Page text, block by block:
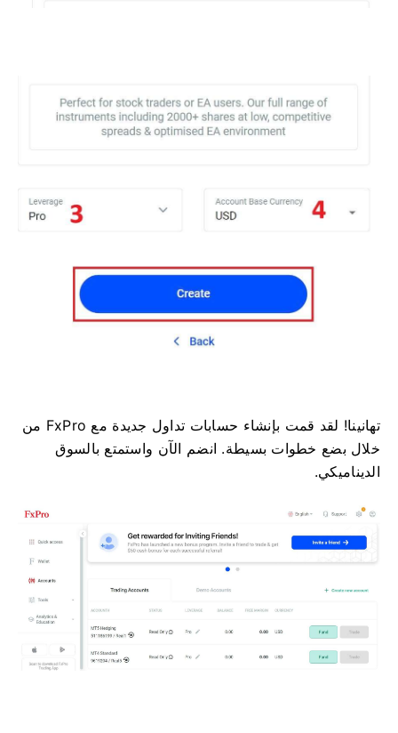
تهانينا! لقد قمت بإنشاء حسابات تداول جديدة مع FxPro من
خلال بضع خطوات بسيطة. انضم الآن واستمتع بالسوق
الديناميكي.